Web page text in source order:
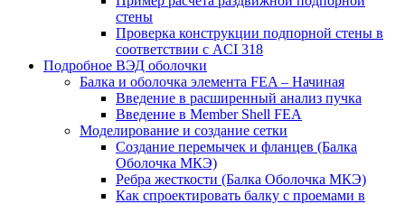
стены
Проверка конструкции подпорной стены в
соответствии с ACI 318
Подробное ВЭД оболочки
Балка и оболочка элемента FEA – Начиная
Введение в расширенный анализ пучка
Введение в Member Shell FEA
Моделирование и создание сетки
Создание перемычек и фланцев (Балка
Оболочка МКЭ)
Ребра жесткости (Балка Оболочка МКЭ)
Как спроектировать балку с проемами в